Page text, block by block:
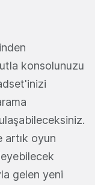
konsolunuzu
artık oyun
gelen yeni